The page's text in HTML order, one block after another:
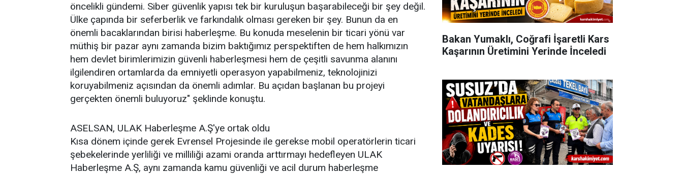
öncelikli gündemi. Siber güvenlik yapısı tek bir kuruluşun başarabileceği bir şey değil.
Ülke çapında bir seferberlik ve farkındalık olması gereken bir şey. Bunun da en
önemli bacaklarından birisi haberleşme. Bu konuda meselenin bir ticari yönü var
müthiş bir pazar aynı zamanda bizim baktığımız perspektiften de hem halkımızın
hem devlet birimlerimizin güvenli haberleşmesi hem de çeşitli savunma alanını
ilgilendiren ortamlarda da emniyetli operasyon yapabilmeniz, teknolojinizi
koruyabilmeniz açısından da önemli adımlar. Bu açıdan başlanan bu projeyi
gerçekten önemli buluyoruz" şeklinde konuştu.
ASELSAN, ULAK Haberleşme A.Ş'ye ortak oldu
Kısa dönem içinde gerek Evrensel Projesinde ile gerekse mobil operatörlerin ticari
şebekelerinde yerliliği ve milliliği azami oranda arttırmayı hedefleyen ULAK
Haberleşme A.Ş, aynı zamanda kamu güvenliği ve acil durum haberleşme
Bakan Yumaklı, Coğrafi İşaretli Kars
Kaşarının Üretimini Yerinde İnceledi